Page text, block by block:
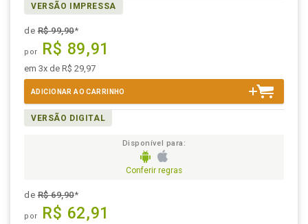
VERSÃO IMPRESSA
deR$ 99,90*
por R$ 89,91
em 3x de R$ 29,97
ADICIONAR AO CARRINHO
VERSÃO DIGITAL
Disponível para:
Conferir regras
deR$ 69,90*
por R$ 62,91